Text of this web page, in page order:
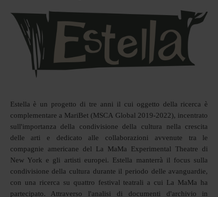
Estella è un progetto di tre anni il cui oggetto della ricerca è
complementare a MariBet (MSCA Global 2019-2022), incentrato
sull'importanza della condivisione della cultura nella crescita
delle arti e dedicato alle collaborazioni avvenute tra le
compagnie americane del La MaMa Experimental Theatre di
New York e gli artisti europei. Estella manterrà il focus sulla
condivisione della cultura durante il periodo delle avanguardie,
con una ricerca su quattro festival teatrali a cui La MaMa ha
partecipato. Attraverso l'analisi di documenti d'archivio in